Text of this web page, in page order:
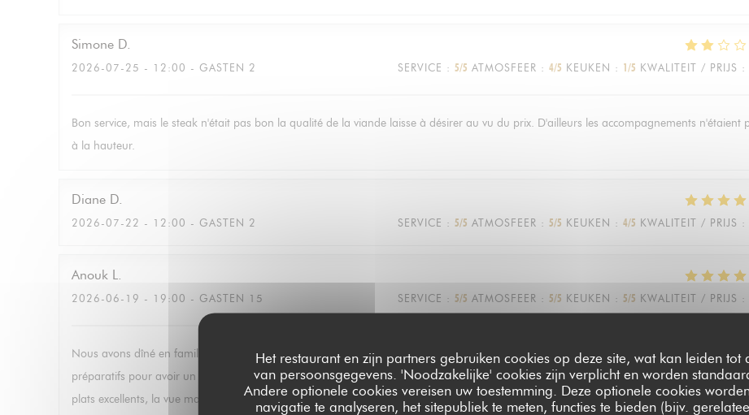
Het restaurant en zijn partners gebruiken cookies op deze site, wat kan leiden tot
van persoonsgegevens. 'Noodzakelijke' cookies zijn verplicht en worden
Andere optionele cookies vereisen uw toestemming. Deze optionele cookies
navigatie te analyseren, het sitepubliek te meten, functies te bieden (bijv.
Simone D
2026-07-25 - 12:00 - GASTEN 2 SERVICE : 5/5 ATMOSFEER : 4/5 KEUKEN : 1/5 KWALITEIT / PRIJS :
Bon service, mais le steak n'était pas bon la qualité de la viande laisse à désirer au vu du prix. D'ailleurs les accompagnements n'étaient
à la hauteur.
Diane D
2026-07-22 - 12:00 - GASTEN 2 SERVICE : 5/5 ATMOSFEER : 5/5 KEUKEN : 4/5 KWALITEIT / PRIJS :
Anouk L
2026-06-19 - 19:00 - GASTEN 15 SERVICE : 5/5 ATMOSFEER : 5/5 KEUKEN : 5/5 KWALITEIT / PRIJS :
Nous avons dîné en famille au six seven le jour de notre mariage civil. Même si cela avait requis pas mal de négociations pour les
préparatifs pour avoir un menu le plus adapté à nos préférences, la soirée s’est déroulée à la perfection! Le service était impeccable, les
plats excellents, la vue magnifique. Nous étions très contents et tous les invités également! À recommander!